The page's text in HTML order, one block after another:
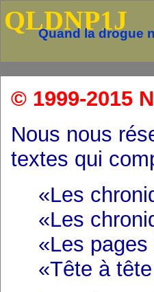
QLDNP1J
Quand la drogue
© 1999-2015
Nous nous
textes qui
«Les
«Les
«Les
«Tête à